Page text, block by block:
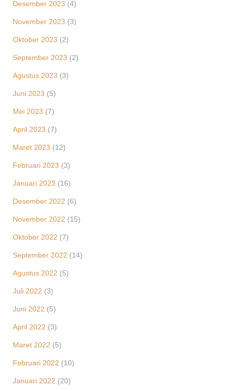
Desember 2023 (4)
November 2023 (3)
Oktober 2023 (2)
September 2023 (2)
Agustus 2023 (3)
Juni 2023 (5)
Mei 2023 (7)
April 2023 (7)
Maret 2023 (12)
Februari 2023 (3)
Januari 2023 (16)
Desember 2022 (6)
November 2022 (15)
Oktober 2022 (7)
September 2022 (14)
Agustus 2022 (5)
Juli 2022 (3)
Juni 2022 (5)
April 2022 (3)
Maret 2022 (5)
Februari 2022 (10)
Januari 2022 (20)